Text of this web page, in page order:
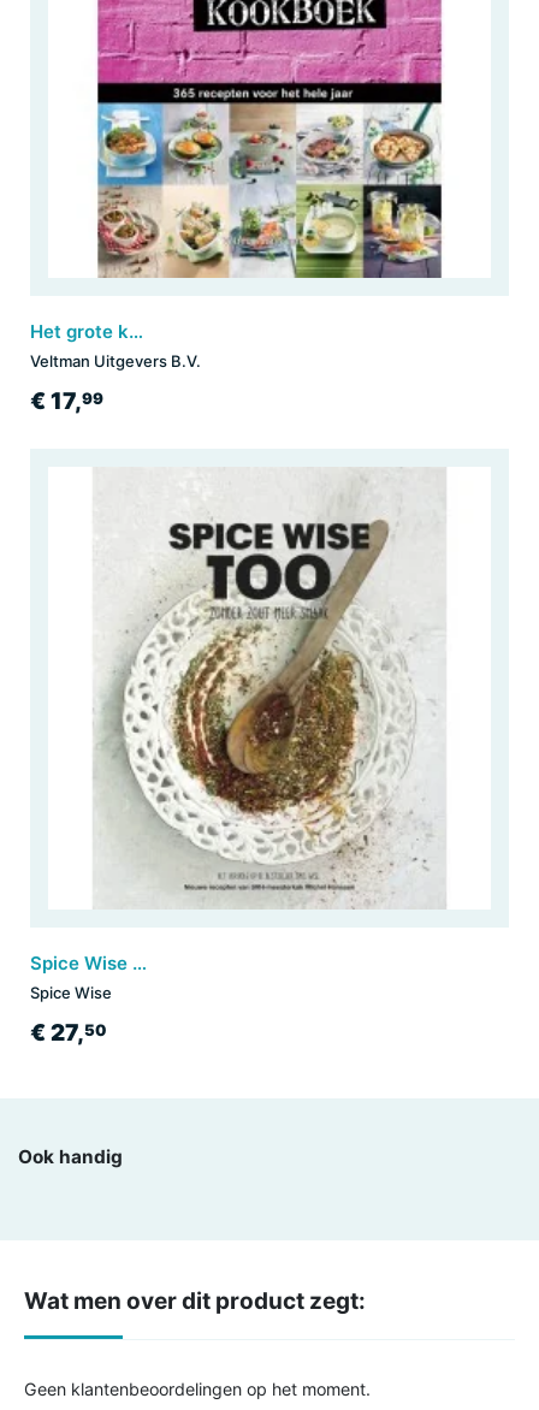
Het grote koolhydraatarme kookboek
Veltman Uitgevers B.V.
€ 17,99
Spice Wise Too
Spice Wise
€ 27,50
Ook handig
Wat men over dit product zegt:
Geen klantenbeoordelingen op het moment.